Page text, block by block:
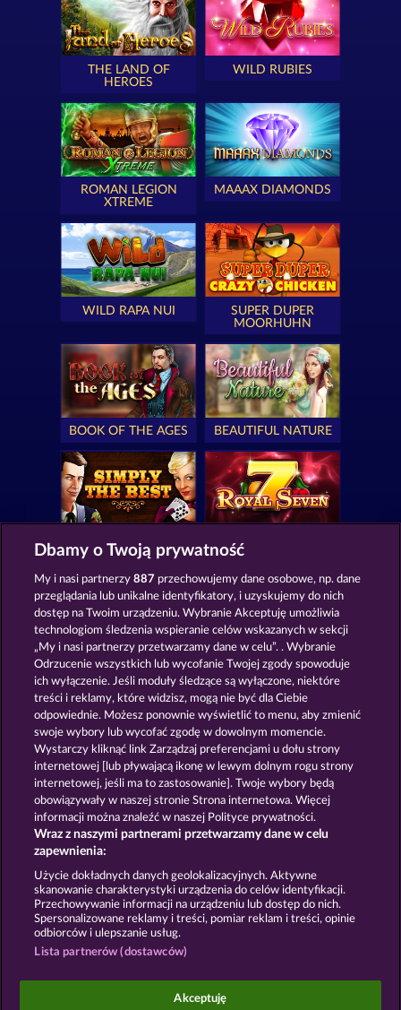
THE LAND OF
HEROES
WILD RUBIES
ROMAN LEGION
XTREME
MAAAX DIAMONDS
WILD RAPA NUI
SUPER DUPER
MOORHUHN
BOOK OF THE AGES BEAUTIFUL NATURE
GOLDEN EI OF
MOORHUHN
FOREVER
DIAMONDS
Pokaż wszystkie gry
Zasady i warunki
Oświadczenie dotyczące prywatności i plików
cookie
Nota prawna Firma FAQ
Prześlij wniosek o wypłatę
Gry społecznościowe mają przeznaczenie czysto
rozrywkowe i nie mają absolutnie żadnego wpływu
Dbamy o Twoją prywatność
My i nasi partnerzy887 przechowujemy dane osobowe, np. dane
przeglądania lub unikalne identyfikatory, i uzyskujemy do nich
dostęp na Twoim urządzeniu. Wybranie Akceptuję umożliwia
technologiom śledzenia wspieranie celów wskazanych w sekcji
„My i nasi partnerzy przetwarzamy dane w celu”. . Wybranie
Odrzucenie wszystkich lub wycofanie Twojej zgody spowoduje
ich wyłączenie. Jeśli moduły śledzące są wyłączone, niektóre
treści i reklamy, które widzisz, mogą nie być dla Ciebie
odpowiednie. Możesz ponownie wyświetlić to menu, aby zmienić
swoje wybory lub wycofać zgodę w dowolnym momencie.
Wystarczy kliknąć link Zarządzaj preferencjami u dołu strony
internetowej [lub pływającą ikonę w lewym dolnym rogu strony
internetowej, jeśli ma to zastosowanie]. Twoje wybory będą
obowiązywały w naszej stronie Strona internetowa. Więcej
informacji można znaleźć w naszej Polityce prywatności.
Wraz z naszymi partnerami przetwarzamy dane w celu
zapewnienia:
Użycie dokładnych danych geolokalizacyjnych. Aktywne
skanowanie charakterystyki urządzenia do celów identyfikacji.
Przechowywanie informacji na urządzeniu lub dostęp do nich.
Spersonalizowane reklamy i treści, pomiar reklam i treści, opinie
odbiorców i ulepszanie usług.
Lista partnerów (dostawców)
Akceptuję